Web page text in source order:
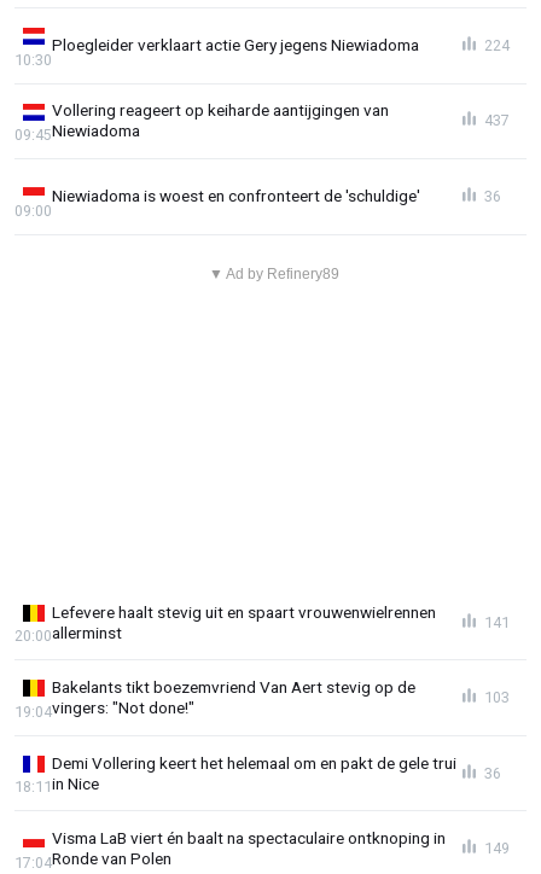
Ploegleider verklaart actie Gery jegens Niewiadoma
10:30
224
Vollering reageert op keiharde aantijgingen van
Niewiadoma
09:45
437
Niewiadoma is woest en confronteert de 'schuldige'
09:00
36
▼ Ad by Refinery89
Lefevere haalt stevig uit en spaart vrouwenwielrennen
allerminst
20:00
141
Bakelants tikt boezemvriend Van Aert stevig op de
vingers: "Not done!"
19:04
103
Demi Vollering keert het helemaal om en pakt de gele trui
in Nice
18:11
36
Visma LaB viert én baalt na spectaculaire ontknoping in
Ronde van Polen
17:04
149